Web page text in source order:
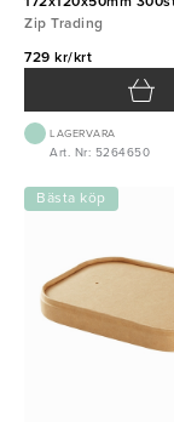
Zip Trading
729 kr/krt
LAGERVARA
Art. Nr: 5264650
Bästa köp